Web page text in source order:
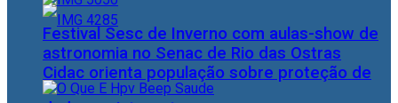
Cidac orienta população sobre proteção de
Festival Sesc de Inverno com aulas-show de
astronomia no Senac de Rio das Ostras